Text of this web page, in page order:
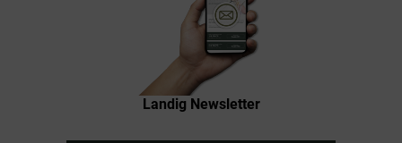
Landig Newsletter